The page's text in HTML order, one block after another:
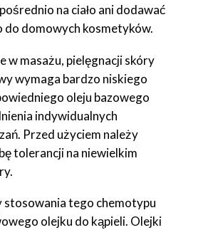
na ciało ani dodawać
do domowych kosmetyków.
w masażu, pielęgnacji skóry
wymaga bardzo niskiego
oleju bazowego
indywidualnych
Przed użyciem należy
tolerancji na niewielkim
stosowania tego chemotypu
olejku do kąpieli. Olejki